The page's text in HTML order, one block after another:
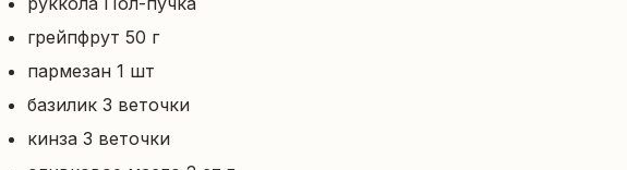
грейпфрут 50 г
пармезан 1 шт
базилик 3 веточки
кинза 3 веточки